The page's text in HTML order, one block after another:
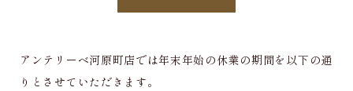
アンテリーベ河原町店では年末年始の休業の期間を以下の通
りとさせていただきます。